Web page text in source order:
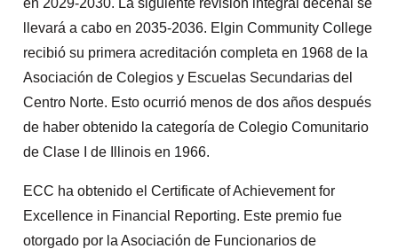
llevará a cabo en 2035-2036. Elgin Community College
recibió su primera acreditación completa en 1968 de la
Asociación de Colegios y Escuelas Secundarias del
Centro Norte. Esto ocurrió menos de dos años después
de haber obtenido la categoría de Colegio Comunitario
de Clase I de Illinois en 1966.
ECC ha obtenido el Certificate of Achievement for
Excellence in Financial Reporting. Este premio fue
otorgado por la Asociación de Funcionarios de